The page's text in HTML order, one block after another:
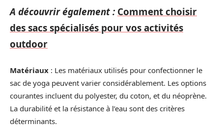
A découvrir également : Comment choisir
des sacs spécialisés pour vos activités
outdoor
Matériaux : Les matériaux utilisés pour confectionner le
sac de yoga peuvent varier considérablement. Les options
courantes incluent du polyester, du coton, et du néoprène.
La durabilité et la résistance à l’eau sont des critères
déterminants.